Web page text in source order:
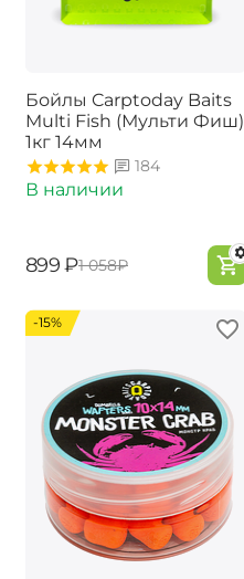
Бойлы Carptoday Baits
Multi Fish (Мульти Фиш)
1кг 14мм
184
В наличии
‍899‍ ₽‍1 058‍₽
-15%